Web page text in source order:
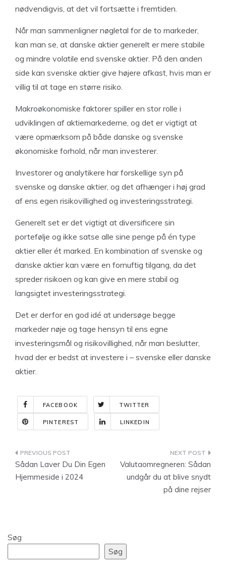
nødvendigvis, at det vil fortsætte i fremtiden.
Når man sammenligner nøgletal for de to markeder,
kan man se, at danske aktier generelt er mere stabile
og mindre volatile end svenske aktier. På den anden
side kan svenske aktier give højere afkast, hvis man er
villig til at tage en større risiko.
Makroøkonomiske faktorer spiller en stor rolle i
udviklingen af aktiemarkederne, og det er vigtigt at
være opmærksom på både danske og svenske
økonomiske forhold, når man investerer.
Investorer og analytikere har forskellige syn på
svenske og danske aktier, og det afhænger i høj grad
af ens egen risikovillighed og investeringsstrategi.
Generelt set er det vigtigt at diversificere sin
portefølje og ikke satse alle sine penge på én type
aktier eller ét marked. En kombination af svenske og
danske aktier kan være en fornuftig tilgang, da det
spreder risikoen og kan give en mere stabil og
langsigtet investeringsstrategi.
Det er derfor en god idé at undersøge begge
markeder nøje og tage hensyn til ens egne
investeringsmål og risikovillighed, når man beslutter,
hvad der er bedst at investere i – svenske eller danske
aktier.
FACEBOOK TWITTER
PINTEREST LINKEDIN
Indlægsnavigation
Sådan Laver Du Din Egen
Hjemmeside i 2024
Valutaomregneren: Sådan
undgår du at blive snydt
på dine rejser
Søg
Søg